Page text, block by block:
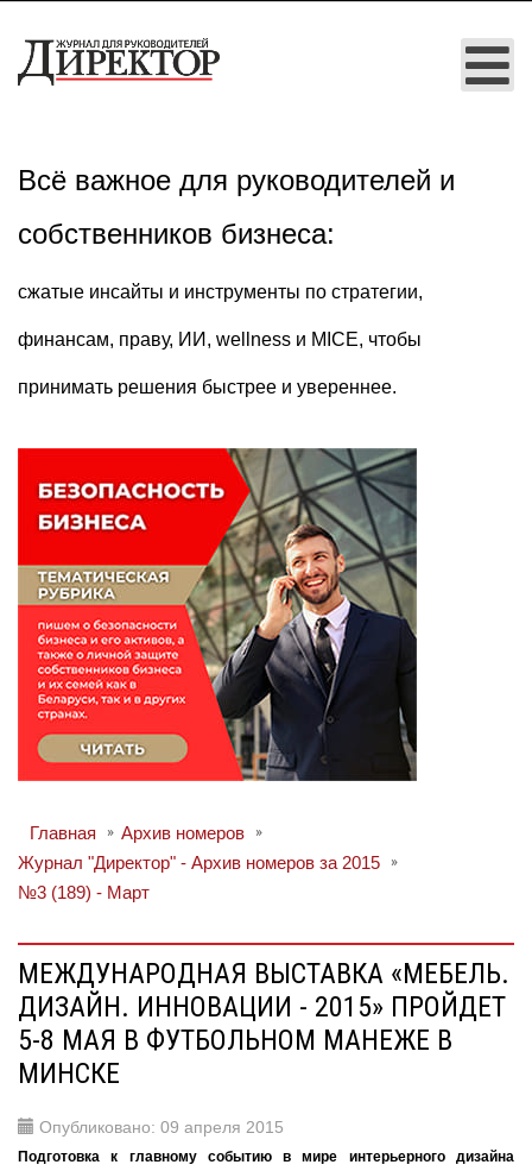
Всё важное для руководителей и
собственников бизнеса:
cжатые инсайты и инструменты по стратегии,
финансам, праву, ИИ, wellness и MICE, чтобы
принимать решения быстрее и увереннее.
Главная
Архив номеров
Журнал "Директор" - Архив номеров за 2015
№3 (189) - Март
МЕЖДУНАРОДНАЯ ВЫСТАВКА «МЕБЕЛЬ.
ДИЗАЙН. ИННОВАЦИИ - 2015» ПРОЙДЕТ
5-8 МАЯ В ФУТБОЛЬНОМ МАНЕЖЕ В
МИНСКЕ
Опубликовано: 09 апреля 2015
Подготовка к главному событию в мире интерьерного дизайна